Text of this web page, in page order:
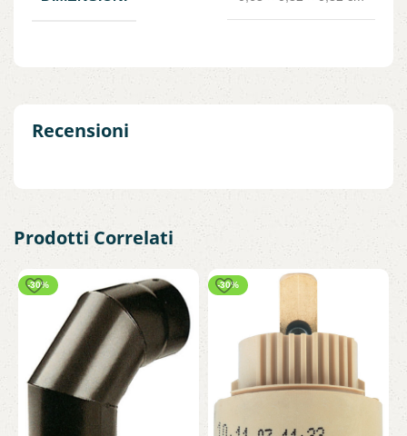
Recensioni
Prodotti Correlati
-30% -30%